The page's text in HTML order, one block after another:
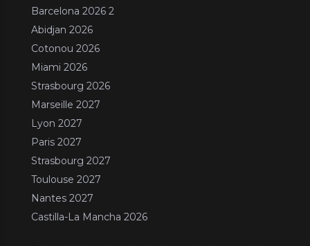
Barcelona 2026 2
Abidjan 2026
Cotonou 2026
Miami 2026
Strasbourg 2026
Marseille 2027
Lyon 2027
Paris 2027
Strasbourg 2027
Toulouse 2027
Nantes 2027
Castilla-La Mancha 2026